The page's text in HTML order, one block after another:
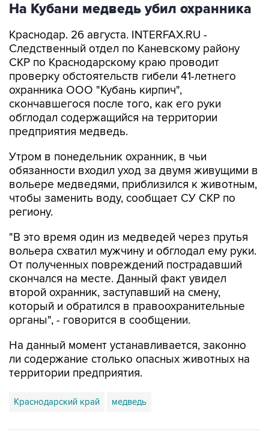
На Кубани медведь убил охранника
Краснодар. 26 августа. INTERFAX.RU -
Следственный отдел по Каневскому району
СКР по Краснодарскому краю проводит
проверку обстоятельств гибели 41-летнего
охранника ООО "Кубань кирпич",
скончавшегося после того, как его руки
обглодал содержащийся на территории
предприятия медведь.
Утром в понедельник охранник, в чьи
обязанности входил уход за двумя живущими в
вольере медведями, приблизился к животным,
чтобы заменить воду, сообщает СУ СКР по
региону.
"В это время один из медведей через прутья
вольера схватил мужчину и обглодал ему руки.
От полученных повреждений пострадавший
скончался на месте. Данный факт увидел
второй охранник, заступавший на смену,
который и обратился в правоохранительные
органы", - говорится в сообщении.
На данный момент устанавливается, законно
ли содержание столько опасных животных на
территории предприятия.
Краснодарский край медведь